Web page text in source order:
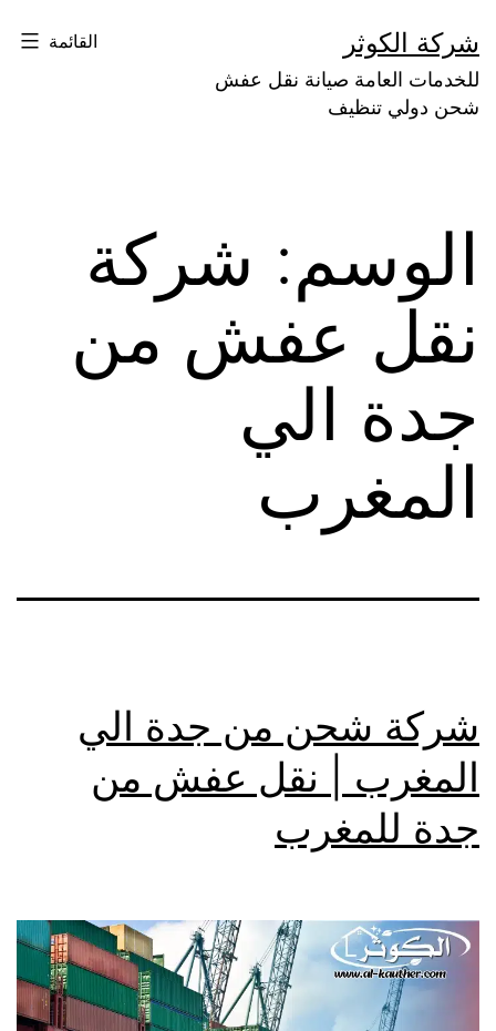
إلى
المحتوى
شركة الكوثر
للخدمات العامة صيانة نقل عفش
شحن دولي تنظيف
القائمة
الوسم: شركة
نقل عفش من
جدة الي
المغرب
شركة شحن من جدة الي
المغرب | نقل عفش من
جدة للمغرب